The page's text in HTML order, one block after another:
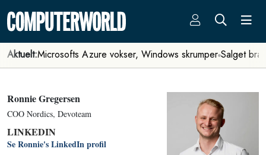
Aktuelt:Microsofts Azure vokser, Windows skrumper Salget
Ronnie Gregersen
COO Nordics, Devoteam
LINKEDIN
Se Ronnie's LinkedIn profil